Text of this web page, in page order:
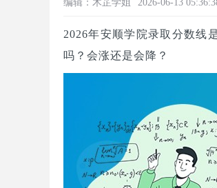
编辑： 木芷学姐 2026-06-13
2026年安顺学院录取分数线
吗？会涨还是会降？